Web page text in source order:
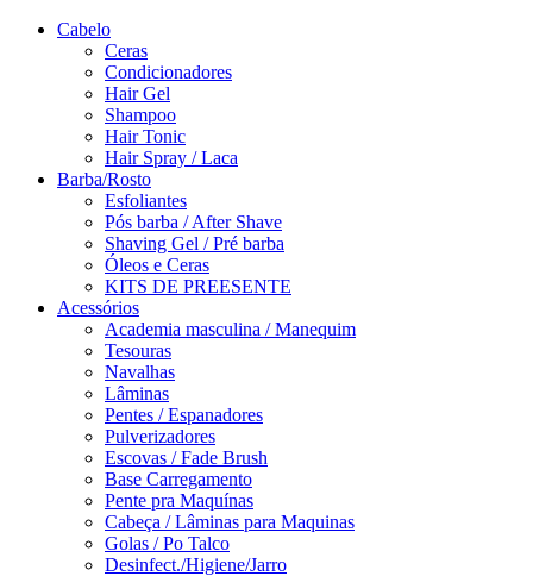
Cabelo
Ceras
Condicionadores
Hair Gel
Shampoo
Hair Tonic
Hair Spray / Laca
Barba/Rosto
Esfoliantes
Pós barba / After Shave
Shaving Gel / Pré barba
Óleos e Ceras
KITS DE PREESENTE
Acessórios
Academia masculina / Manequim
Tesouras
Navalhas
Lâminas
Pentes / Espanadores
Pulverizadores
Escovas / Fade Brush
Base Carregamento
Pente pra Maquínas
Cabeça / Lâminas para Maquinas
Golas / Po Talco
Desinfect./Higiene/Jarro